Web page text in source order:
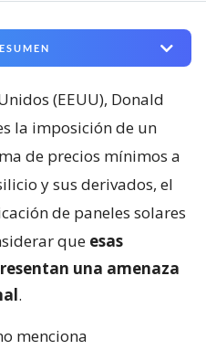
(EEUU), Donald
la imposición de un
de precios mínimos a
y sus derivados, el
de paneles solares
que esas
una amenaza
.
menciona